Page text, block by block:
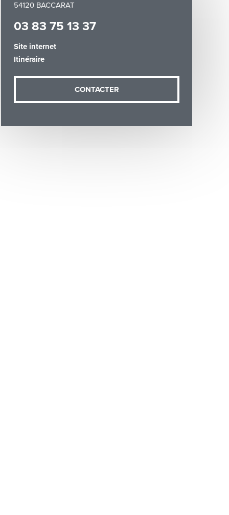
54120 BACCARAT
03 83 75 13 37
Site internet
Itinéraire
CONTACTER
(sauf
vous